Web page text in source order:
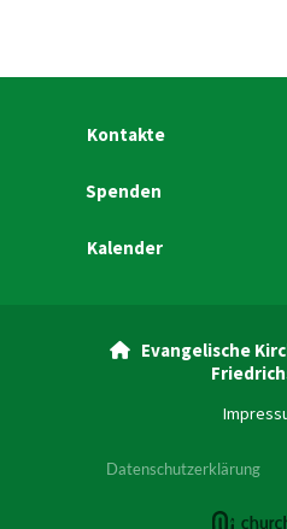
Kontakte
Spenden
Kalender
Evangelische
Datenschutzerklärung